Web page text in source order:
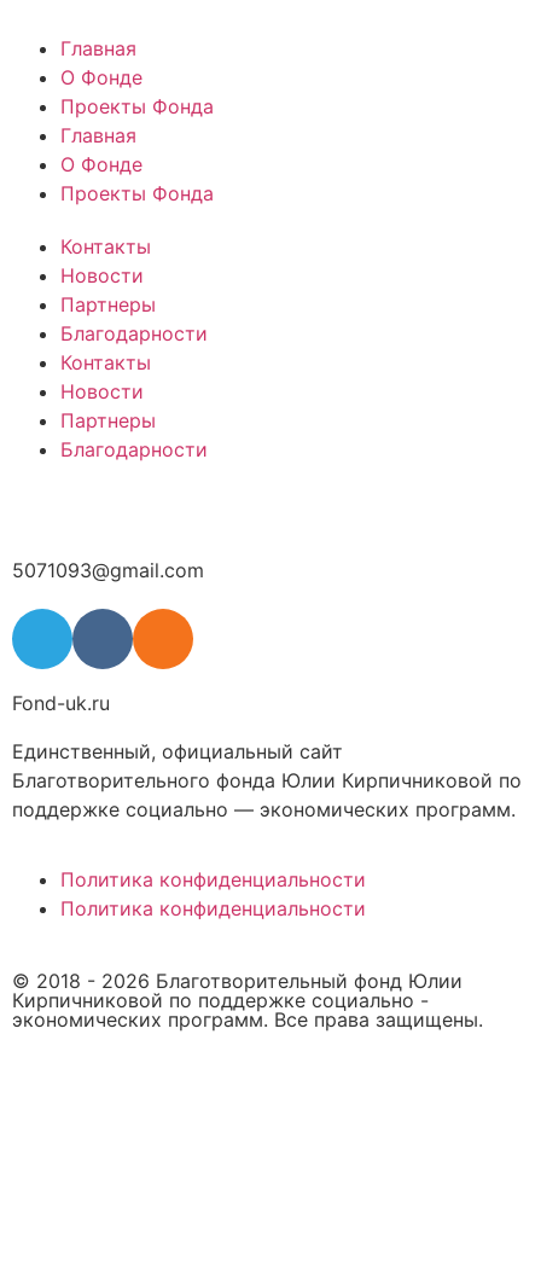
Главная
О Фонде
Проекты Фонда
Главная
О Фонде
Проекты Фонда
Контакты
Новости
Партнеры
Благодарности
Контакты
Новости
Партнеры
Благодарности
5071093@gmail.com
Fond-uk.ru
Единственный, официальный сайт
Благотворительного фонда Юлии Кирпичниковой по
поддержке социально — экономических программ.
Политика конфиденциальности
Политика конфиденциальности
© 2018 - 2026 Благотворительный фонд Юлии
Кирпичниковой по поддержке социально -
экономических программ. Все права защищены.